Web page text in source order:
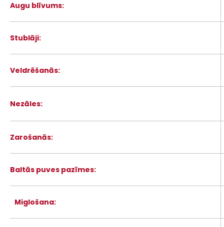
Augu blīvums:
Stublāji:
Veldrēšanās:
Nezāles:
Zarošanās:
Baltās puves pazīmes:
Miglošana: